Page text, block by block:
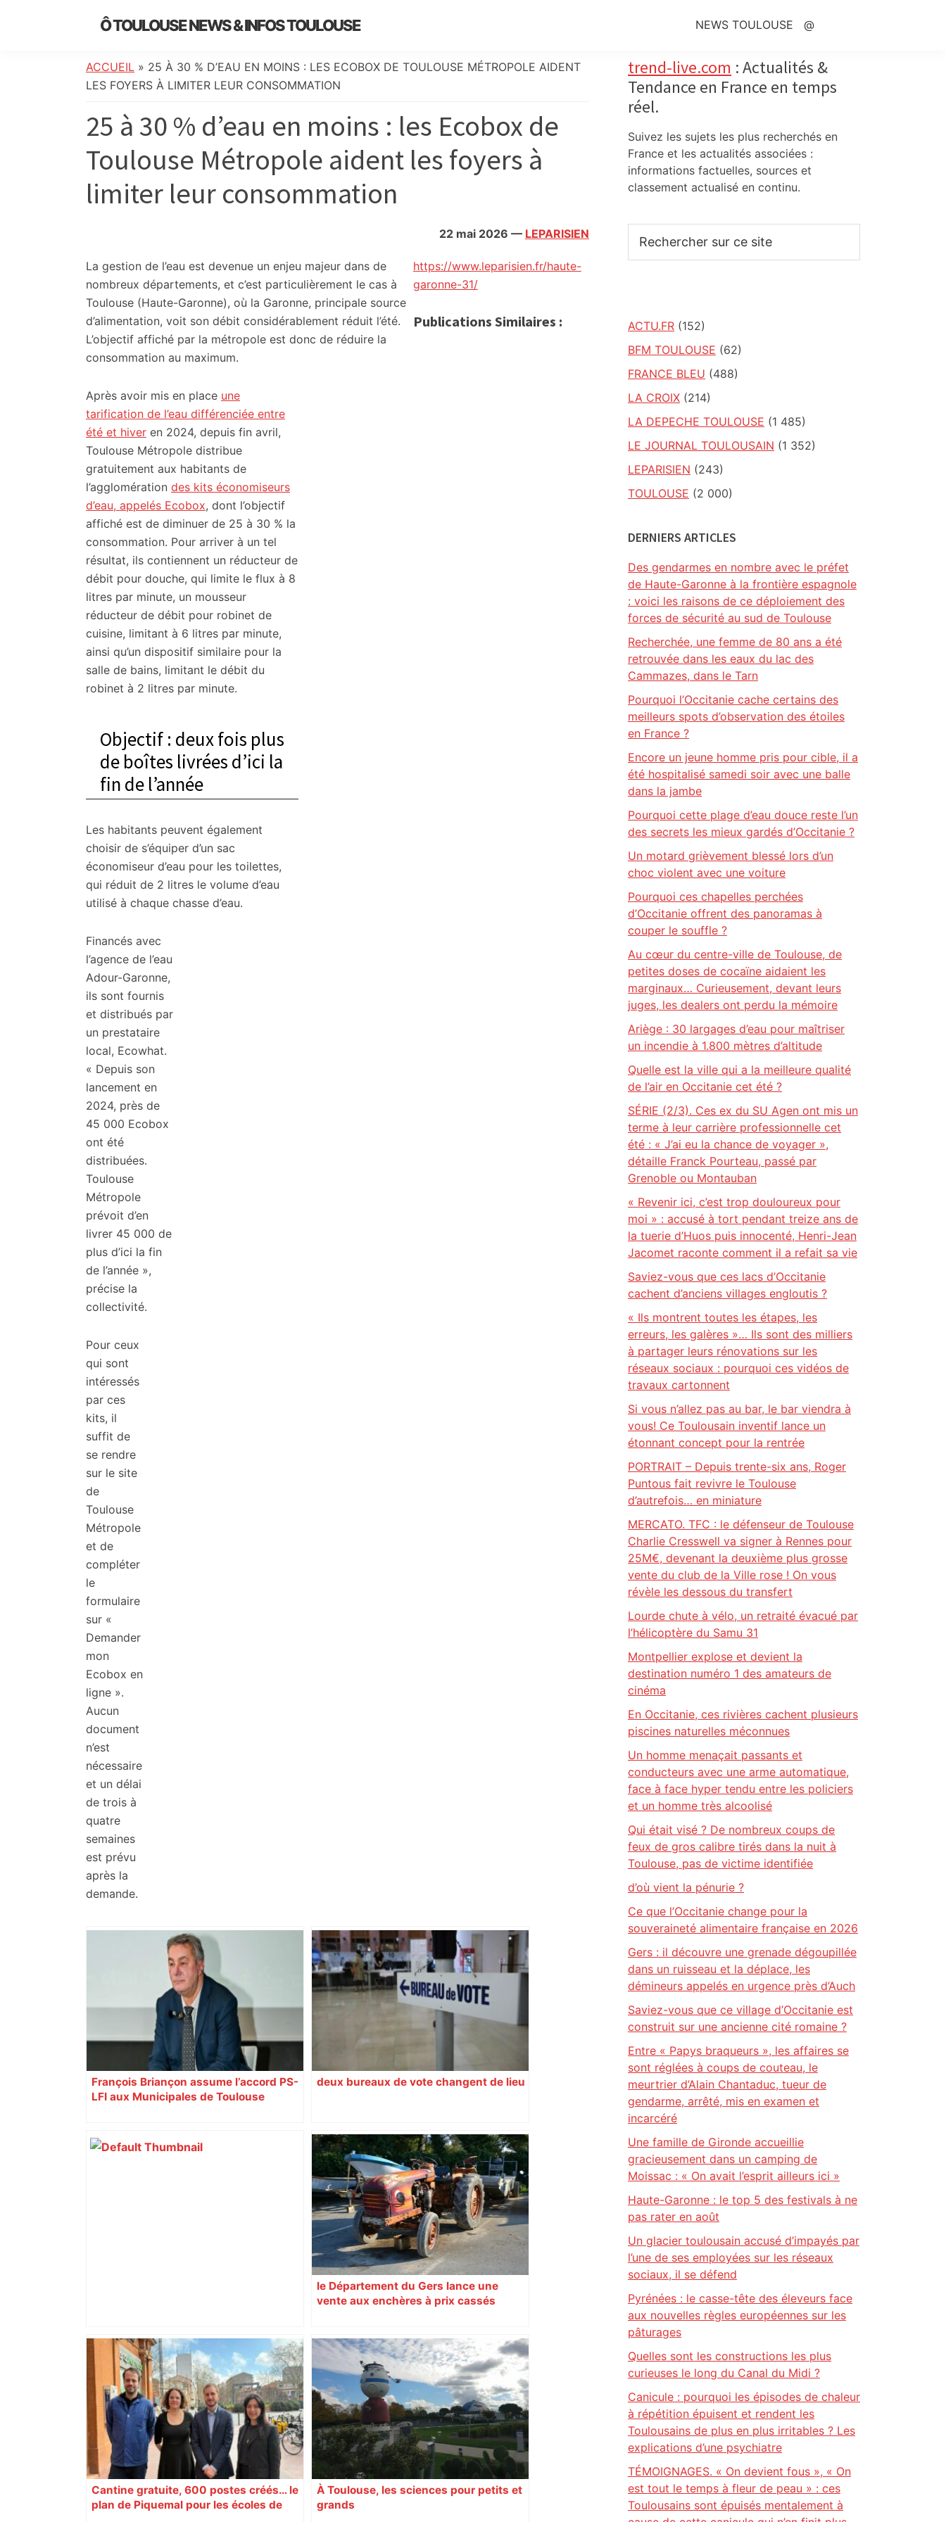
Ô TOULOUSE NEWS & INFOS TOULOUSE
de
l’actualité
:
info
locale,
société,
culture,
politique,
divers
et
initiatives
citoyennes
NEWS TOULOUSE @
ACCUEIL » 25 À 30 % D’EAU EN MOINS : LES ECOBOX DE TOULOUSE MÉTROPOLE AIDENT
LES FOYERS À LIMITER LEUR CONSOMMATION
25 à 30 % d’eau en moins : les Ecobox de
Toulouse Métropole aident les foyers à
limiter leur consommation
22 mai 2026 — LEPARISIEN
La gestion de l’eau est devenue un enjeu majeur dans de
nombreux départements, et c’est particulièrement le cas à
Toulouse (Haute-Garonne), où la Garonne, principale source
d’alimentation, voit son débit considérablement réduit l’été.
L’objectif affiché par la métropole est donc de réduire la
consommation au maximum.
Après avoir mis en place une
tarification de l’eau différenciée entre
été et hiver en 2024, depuis fin avril,
Toulouse Métropole distribue
gratuitement aux habitants de
l’agglomération des kits économiseurs
d’eau, appelés Ecobox, dont l’objectif
affiché est de diminuer de 25 à 30 % la
consommation. Pour arriver à un tel
résultat, ils contiennent un réducteur de
débit pour douche, qui limite le flux à 8
litres par minute, un mousseur
réducteur de débit pour robinet de
cuisine, limitant à 6 litres par minute,
ainsi qu’un dispositif similaire pour la
salle de bains, limitant le débit du
robinet à 2 litres par minute.
Objectif : deux fois plus
de boîtes livrées d’ici la
fin de l’année
Les habitants peuvent également
choisir de s’équiper d’un sac
économiseur d’eau pour les toilettes,
qui réduit de 2 litres le volume d’eau
utilisé à chaque chasse d’eau.
Financés avec
l’agence de l’eau
Adour-Garonne,
ils sont fournis
et distribués par
un prestataire
local, Ecowhat.
« Depuis son
lancement en
2024, près de
45 000 Ecobox
ont été
distribuées.
Toulouse
Métropole
prévoit d’en
livrer 45 000 de
plus d’ici la fin
de l’année »,
précise la
collectivité.
Pour ceux
qui sont
intéressés
par ces
kits, il
suffit de
se rendre
sur le site
de
Toulouse
Métropole
et de
compléter
le
formulaire
sur «
Demander
mon
Ecobox en
ligne ».
Aucun
document
n’est
nécessaire
et un délai
de trois à
quatre
semaines
est prévu
après la
demande.
https://www.leparisien.fr/haute-
garonne-31/
Publications Similaires :
François Briançon assume l’accord PS-
LFI aux Municipales de Toulouse
deux bureaux de vote changent de lieu
Vous pensiez que c’était comme une
voiture ? La vérité sur les avions qui
reculent – ici.fr
le Département du Gers lance une
vente aux enchères à prix cassés
Cantine gratuite, 600 postes créés… le
plan de Piquemal pour les écoles de
À Toulouse, les sciences pour petits et
grands
Primary
Sidebar
trend-live.com : Actualités &
Tendance en France en temps
réel.
Suivez les sujets les plus recherchés en
France et les actualités associées :
informations factuelles, sources et
classement actualisé en continu.
sur
ACTU.FR (152)
BFM TOULOUSE (62)
FRANCE BLEU (488)
LA CROIX (214)
LA DEPECHE TOULOUSE (1 485)
LE JOURNAL TOULOUSAIN (1 352)
LEPARISIEN (243)
TOULOUSE (2 000)
DERNIERS ARTICLES
Des gendarmes en nombre avec le préfet
de Haute-Garonne à la frontière espagnole
: voici les raisons de ce déploiement des
forces de sécurité au sud de Toulouse
Recherchée, une femme de 80 ans a été
retrouvée dans les eaux du lac des
Cammazes, dans le Tarn
Pourquoi l’Occitanie cache certains des
meilleurs spots d’observation des étoiles
en France ?
Encore un jeune homme pris pour cible, il a
été hospitalisé samedi soir avec une balle
dans la jambe
Pourquoi cette plage d’eau douce reste l’un
des secrets les mieux gardés d’Occitanie ?
Un motard grièvement blessé lors d’un
choc violent avec une voiture
Pourquoi ces chapelles perchées
d’Occitanie offrent des panoramas à
couper le souffle ?
Au cœur du centre-ville de Toulouse, de
petites doses de cocaïne aidaient les
marginaux… Curieusement, devant leurs
juges, les dealers ont perdu la mémoire
Ariège : 30 largages d’eau pour maîtriser
un incendie à 1.800 mètres d’altitude
Quelle est la ville qui a la meilleure qualité
de l’air en Occitanie cet été ?
SÉRIE (2/3). Ces ex du SU Agen ont mis un
terme à leur carrière professionnelle cet
été : « J’ai eu la chance de voyager »,
détaille Franck Pourteau, passé par
Grenoble ou Montauban
« Revenir ici, c’est trop douloureux pour
moi » : accusé à tort pendant treize ans de
la tuerie d’Huos puis innocenté, Henri-Jean
Jacomet raconte comment il a refait sa vie
Saviez-vous que ces lacs d’Occitanie
cachent d’anciens villages engloutis ?
« Ils montrent toutes les étapes, les
erreurs, les galères »… Ils sont des milliers
à partager leurs rénovations sur les
réseaux sociaux : pourquoi ces vidéos de
travaux cartonnent
Si vous n’allez pas au bar, le bar viendra à
vous! Ce Toulousain inventif lance un
étonnant concept pour la rentrée
PORTRAIT – Depuis trente-six ans, Roger
Puntous fait revivre le Toulouse
d’autrefois… en miniature
MERCATO. TFC : le défenseur de Toulouse
Charlie Cresswell va signer à Rennes pour
25M€, devenant la deuxième plus grosse
vente du club de la Ville rose ! On vous
révèle les dessous du transfert
Lourde chute à vélo, un retraité évacué par
l’hélicoptère du Samu 31
Montpellier explose et devient la
destination numéro 1 des amateurs de
cinéma
En Occitanie, ces rivières cachent plusieurs
piscines naturelles méconnues
Un homme menaçait passants et
conducteurs avec une arme automatique,
face à face hyper tendu entre les policiers
et un homme très alcoolisé
Qui était visé ? De nombreux coups de
feux de gros calibre tirés dans la nuit à
Toulouse, pas de victime identifiée
d’où vient la pénurie ?
Ce que l’Occitanie change pour la
souveraineté alimentaire française en 2026
Gers : il découvre une grenade dégoupillée
dans un ruisseau et la déplace, les
démineurs appelés en urgence près d’Auch
Saviez-vous que ce village d’Occitanie est
construit sur une ancienne cité romaine ?
Entre « Papys braqueurs », les affaires se
sont réglées à coups de couteau, le
meurtrier d’Alain Chantaduc, tueur de
gendarme, arrêté, mis en examen et
incarcéré
Une famille de Gironde accueillie
gracieusement dans un camping de
Moissac : « On avait l’esprit ailleurs ici »
Haute-Garonne : le top 5 des festivals à ne
pas rater en août
Un glacier toulousain accusé d’impayés par
l’une de ses employées sur les réseaux
sociaux, il se défend
Pyrénées : le casse-tête des éleveurs face
aux nouvelles règles européennes sur les
pâturages
Quelles sont les constructions les plus
curieuses le long du Canal du Midi ?
Canicule : pourquoi les épisodes de chaleur
à répétition épuisent et rendent les
Toulousains de plus en plus irritables ? Les
explications d’une psychiatre
TÉMOIGNAGES. « On devient fous », « On
est tout le temps à fleur de peau » : ces
Toulousains sont épuisés mentalement à